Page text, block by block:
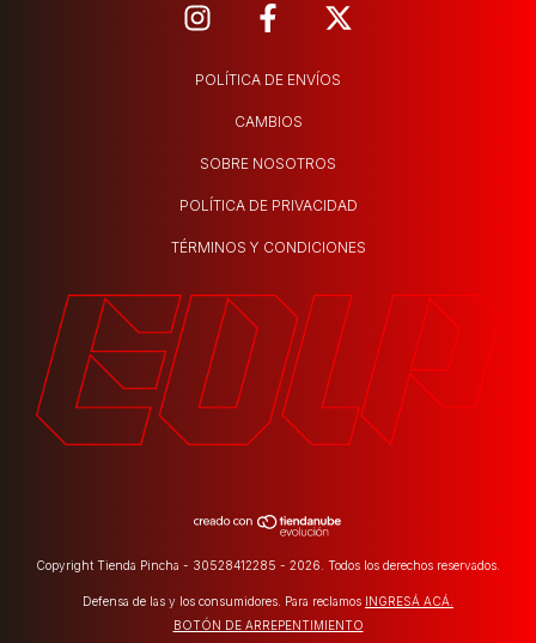
POLÍTICA DE ENVÍOS
CAMBIOS
SOBRE NOSOTROS
POLÍTICA DE PRIVACIDAD
TÉRMINOS Y CONDICIONES
Copyright Tienda Pincha - 30528412285 - 2026. Todos los derechos reservados.
Defensa de las y los consumidores. Para reclamos INGRESÁ ACÁ.
BOTÓN DE ARREPENTIMIENTO